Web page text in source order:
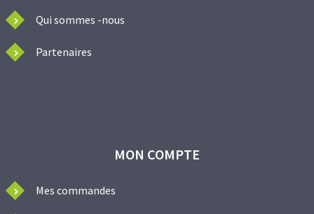
Qui sommes -nous
Partenaires
MON COMPTE
Mes commandes